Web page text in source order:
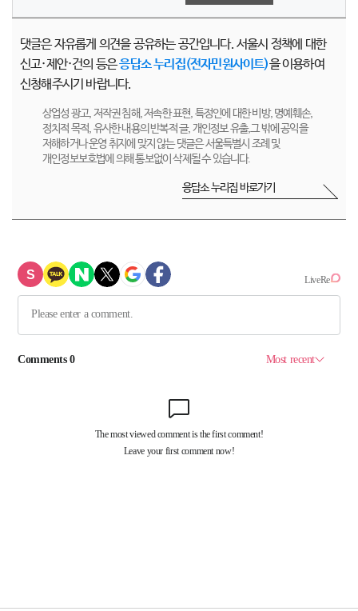
댓글은 자유롭게 의견을 공유하는 공간입니다. 서울시 정책에 대한
신고·제안·건의 등은응답소 누리집(전자민원사이트)을 이용하여
신청해주시기 바랍니다.
상업성 광고, 저작권 침해, 저속한 표현, 특정인에 대한 비방, 명예훼손,
정치적 목적, 유사한 내용의 반복적 글, 개인정보 유출,그 밖에 공익을
저해하거나 운영 취지에 맞지 않는 댓글은 서울특별시 조례 및
개인정보보호법에 의해 통보없이 삭제될 수 있습니다.
응답소 누리집 바로가기